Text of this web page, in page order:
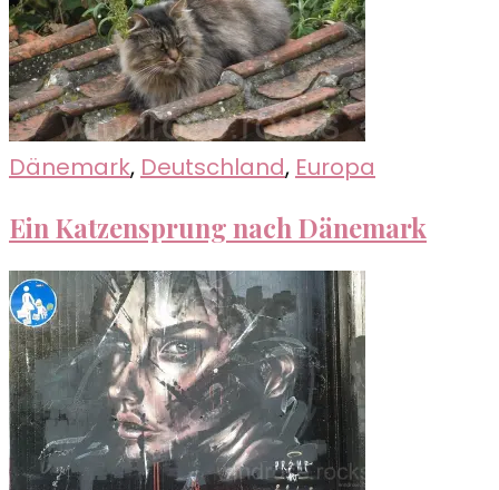
Dänemark, Deutschland, Europa
Ein Katzensprung nach Dänemark